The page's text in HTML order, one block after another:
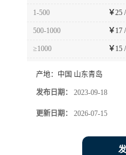
1-500 ￥25
500-1000 ￥ 17
≥1000 ￥ 15
产地： 中国 山东青岛
发布日期： 2023-09-18
更新日期： 2026-07-15